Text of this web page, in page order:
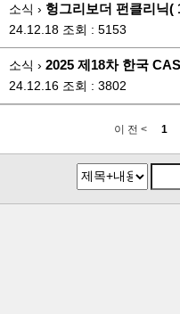
소식 › 헝그리보더 펀클리닉(
24.12.18 조회 : 5153
소식 › 2025 제18차 한국
24.12.16 조회 : 3802
이 전 < 1